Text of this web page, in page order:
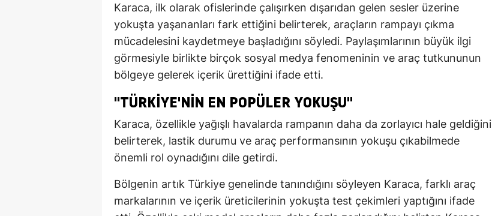
Karaca, ilk olarak ofislerinde çalışırken dışarıdan gelen sesler üzerine
yokuşta yaşananları fark ettiğini belirterek, araçların rampayı çıkma
mücadelesini kaydetmeye başladığını söyledi. Paylaşımlarının büyük ilgi
görmesiyle birlikte birçok sosyal medya fenomeninin ve araç tutkununun
bölgeye gelerek içerik ürettiğini ifade etti.
"TÜRKIYE'NIN EN POPÜLER YOKUŞU"
Karaca, özellikle yağışlı havalarda rampanın daha da zorlayıcı hale geldiğini
belirterek, lastik durumu ve araç performansının yokuşu çıkabilmede
önemli rol oynadığını dile getirdi.
Bölgenin artık Türkiye genelinde tanındığını söyleyen Karaca, farklı araç
markalarının ve içerik üreticilerinin yokuşta test çekimleri yaptığını ifade